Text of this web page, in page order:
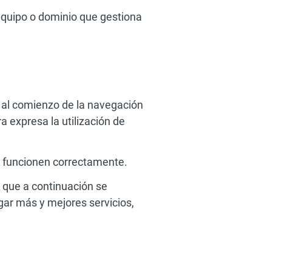
o dominio que gestiona
comienzo de la navegación
expresa la utilización de
funcionen correctamente.
a continuación se
más y mejores servicios,